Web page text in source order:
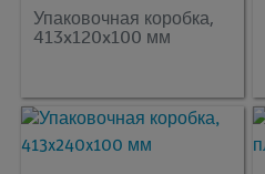
Упаковочная коробка,
413x120x100 мм